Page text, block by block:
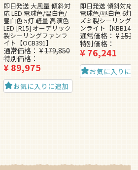
即日発送 大風量 傾斜対
応 LED 電球色/温白色/
昼白色 5灯 軽量 高演色
LED [R15] オーデリック
製シーリングファンラ
イト【OCB391】
通常価格 ¥179,850
特別価格
¥89,975
お気に入りに追加
即日発送 傾斜対応
電球色/昼白色 6灯
ズミ製シーリング
ンライト【KBB148
通常価格 ¥
特別価格
¥76,241
お気に入りに